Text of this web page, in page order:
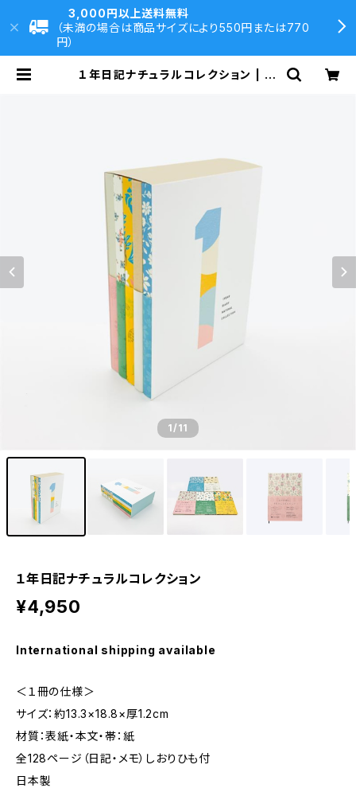
3,000円以上送料無料
（未満の場合は商品サイズにより550円または770
円）
１年日記ナチュラルコレクション | 大
1/11
１年日記ナチュラルコレクション
¥4,950
International shipping available
＜１冊の仕様＞
サイズ：約13.3×18.8×厚1.2cm
材質：表紙・本文・帯：紙
全128ページ（日記・メモ）しおりひも付
日本製